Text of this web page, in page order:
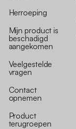
Herroeping
Mijn product is
beschadigd
aangekomen
Veelgestelde
vragen
Contact
opnemen
Product
terugroepen